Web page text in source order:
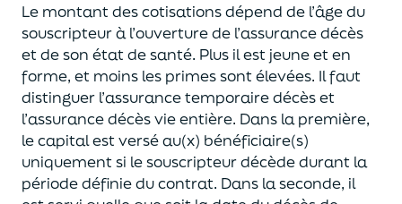
Le montant des cotisations dépend de l’âgedu
souscripteur à l’ouverture de l’assurance décès
et de son état de santé. Plus il est jeuneet en
forme, et moins les primes sont élevées. Il faut
distinguer l’assurance temporaire décès et
l’assurancedécèsvie entière. Dans la première,
le capital estversé au(x) bénéficiaire(s)
uniquementsi le souscripteur décède durant la
période définie du contrat. Dans la seconde, il